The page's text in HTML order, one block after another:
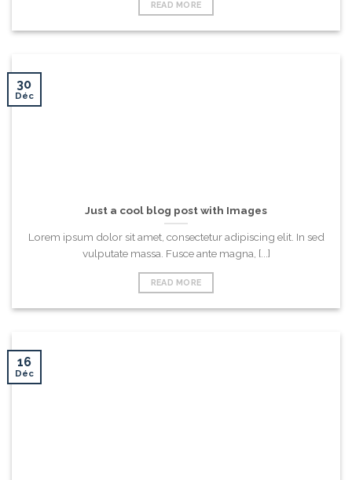
READ MORE
Just a cool blog post with Images
Lorem ipsum dolor sit amet, consectetur adipiscing elit. In sed
vulputate massa. Fusce ante magna, [...]
READ MORE
30
Déc
16
Déc